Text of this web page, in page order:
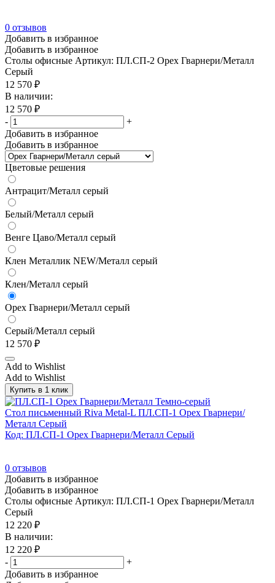
0 отзывов
Добавить в избранное
Добавить в избранное
Столы офисные Артикул: ПЛ.СП-2 Орех Гварнери/Металл
Серый
12 570 ₽
В наличии:
12 570 ₽
-
+
Добавить в избранное
Добавить в избранное
Цветовые решения
Антрацит/Металл серый
Белый/Металл серый
Венге Цаво/Металл серый
Клен Металлик NEW/Металл серый
Клен/Металл серый
Орех Гварнери/Металл серый
Серый/Металл серый
12 570 ₽
Add to Wishlist
Add to Wishlist
Купить в 1 клик
Стол письменный Riva Metal-L ПЛ.СП-1 Орех Гварнери/
Металл Серый
Код: ПЛ.СП-1 Орех Гварнери/Металл Серый
0 отзывов
Добавить в избранное
Добавить в избранное
Столы офисные Артикул: ПЛ.СП-1 Орех Гварнери/Металл
Серый
12 220 ₽
В наличии:
12 220 ₽
-
+
Добавить в избранное